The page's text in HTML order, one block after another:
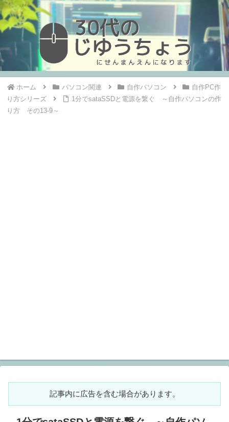
ホーム パソコン関連 自作パソコン
自作PC作
り方シリーズ
1分でsataSSDと電源を繋ぐ ～自作パソコンの作
り方 その13-9～
記事内に広告を含む場合があります。